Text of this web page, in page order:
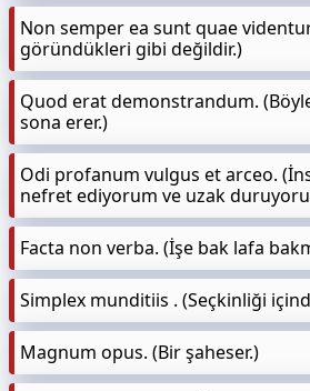
Non semper ea sunt quae
göründükleri gibi değildir.)
Quod erat demonstrandum.
sona erer.)
Odi profanum vulgus et arceo.
nefret ediyorum ve uzak
Facta non verba. (İşe bak lafa
Simplex munditiis . (Seçkinliği
Magnum opus. (Bir şaheser.)